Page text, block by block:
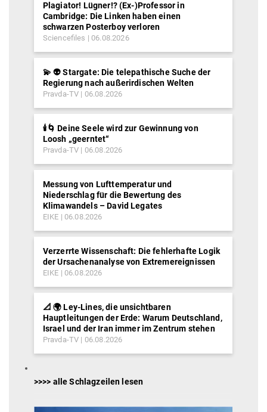
Plagiator! Lügner!? (Ex-)Professor in
Cambridge: Die Linken haben einen
schwarzen Posterboy verloren
Sciencefiles 06.08.2026
💫 👽 Stargate: Die telepathische Suche der
Regierung nach außerirdischen Welten
Pravda-TV 06.08.2026
🕯️🌀 Deine Seele wird zur Gewinnung von
Loosh „geerntet“
Pravda-TV 06.08.2026
Messung von Lufttemperatur und
Niederschlag für die Bewertung des
Klimawandels – David Legates
EIKE 06.08.2026
Verzerrte Wissenschaft: Die fehlerhafte Logik
der Ursachenanalyse von Extremereignissen
EIKE 06.08.2026
📐 🌍 Ley-Lines, die unsichtbaren
Hauptleitungen der Erde: Warum Deutschland,
Israel und der Iran immer im Zentrum stehen
Pravda-TV 06.08.2026
>>>> alle Schlagzeilen lesen